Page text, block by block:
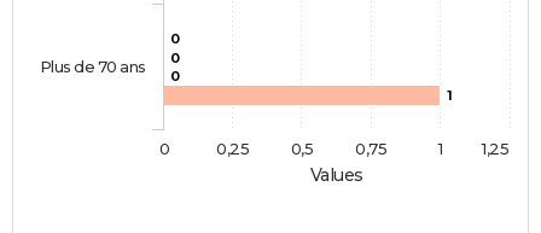
Values
0
0
0
1
Plus de 70 ans
0 1
0,25 0,5 0,75 1,25